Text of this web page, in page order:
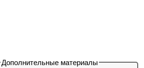
Дополнительные материалы